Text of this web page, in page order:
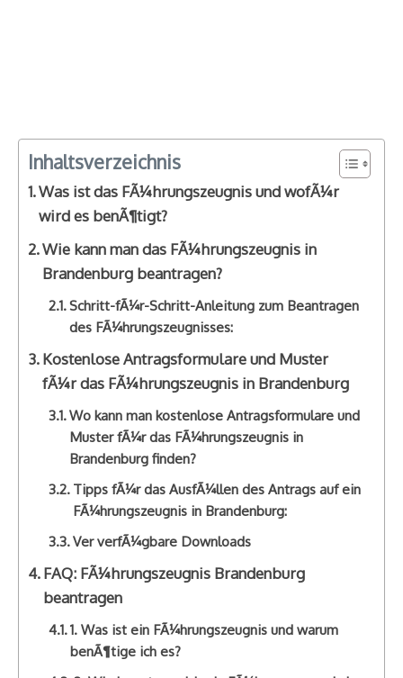
Inhaltsverzeichnis
Was ist das FÃ¼hrungszeugnis und wofÃ¼r
wird es benÃ¶tigt?
Wie kann man das FÃ¼hrungszeugnis in
Brandenburg beantragen?
Schritt-fÃ¼r-Schritt-Anleitung zum Beantragen
des FÃ¼hrungszeugnisses:
Kostenlose Antragsformulare und Muster
fÃ¼r das FÃ¼hrungszeugnis in Brandenburg
Wo kann man kostenlose Antragsformulare und
Muster fÃ¼r das FÃ¼hrungszeugnis in
Brandenburg finden?
Tipps fÃ¼r das AusfÃ¼llen des Antrags auf ein
FÃ¼hrungszeugnis in Brandenburg:
Ver verfÃ¼gbare Downloads
FAQ: FÃ¼hrungszeugnis Brandenburg
beantragen
1. Was ist ein FÃ¼hrungszeugnis und warum
benÃ¶tige ich es?